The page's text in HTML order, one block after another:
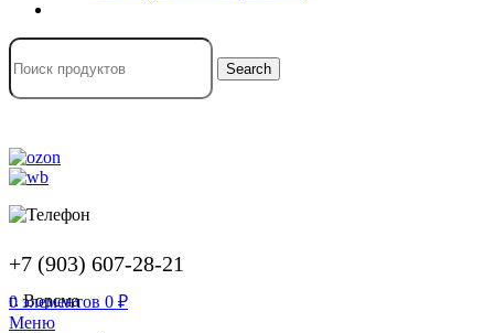
Search
+7 (903) 607-28-21
г. Ворсма
0 элементов 0 ₽
Меню